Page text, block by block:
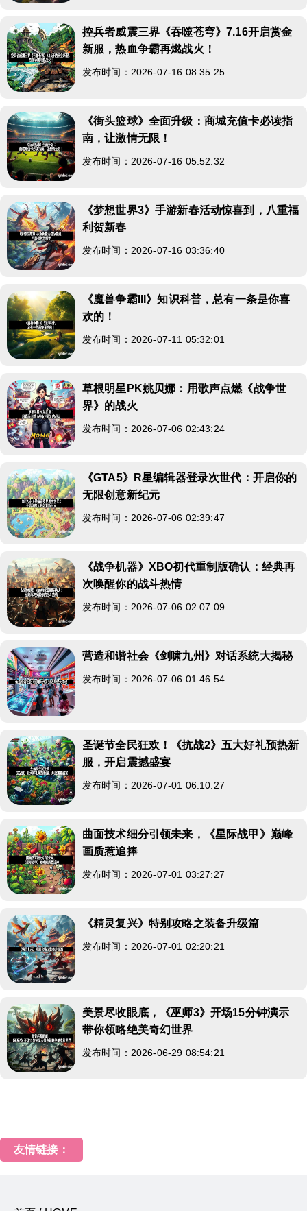
控兵者威震三界《吞噬苍穹》7.16开启赏金
新服，热血争霸再燃战火！
发布时间：2026-07-16 08:35:25
《街头篮球》全面升级：商城充值卡必读指
南，让激情无限！
发布时间：2026-07-16 05:52:32
《梦想世界3》手游新春活动惊喜到，八重福
利贺新春
发布时间：2026-07-16 03:36:40
《魔兽争霸III》知识科普，总有一条是你喜
欢的！
发布时间：2026-07-11 05:32:01
草根明星PK姚贝娜：用歌声点燃《战争世
界》的战火
发布时间：2026-07-06 02:43:24
《GTA5》R星编辑器登录次世代：开启你的
无限创意新纪元
发布时间：2026-07-06 02:39:47
《战争机器》XBO初代重制版确认：经典再
次唤醒你的战斗热情
发布时间：2026-07-06 02:07:09
营造和谐社会《剑啸九州》对话系统大揭秘
发布时间：2026-07-06 01:46:54
圣诞节全民狂欢！《抗战2》五大好礼预热新
服，开启震撼盛宴
发布时间：2026-07-01 06:10:27
曲面技术细分引领未来，《星际战甲》巅峰
画质惹追捧
发布时间：2026-07-01 03:27:27
《精灵复兴》特别攻略之装备升级篇
发布时间：2026-07-01 02:20:21
美景尽收眼底，《巫师3》开场15分钟演示
带你领略绝美奇幻世界
发布时间：2026-06-29 08:54:21
友情链接：